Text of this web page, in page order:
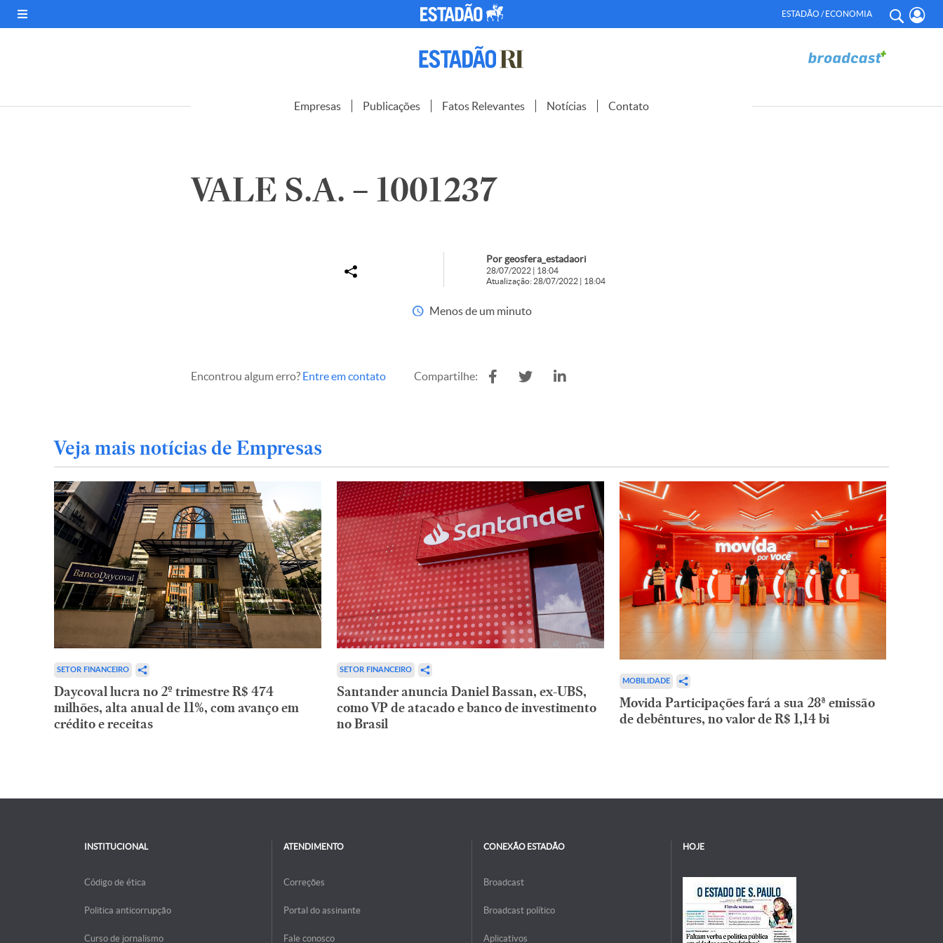
ESTADÃO / ECONOMIA
Empresas Publicações Fatos Relevantes Notícias Contato
VALE S.A. – 1001237
Por geosfera_estadaori
28/07/2022 | 18:04
Atualização: 28/07/2022 | 18:04
Menos de um minuto
Encontrou algum erro? Entre em contato Compartilhe:
Veja mais notícias de Empresas
SETOR FINANCEIRO
Daycoval lucra no 2º trimestre R$ 474
milhões, alta anual de 11%, com avanço em
crédito e receitas
SETOR FINANCEIRO
Santander anuncia Daniel Bassan, ex-UBS,
como VP de atacado e banco de investimento
no Brasil
MOBILIDADE
Movida Participações fará a sua 28ª emissão
de debêntures, no valor de R$ 1,14 bi
INSTITUCIONAL
Código de ética
Politica anticorrupção
Curso de jornalismo
ATENDIMENTO
Correções
Portal do assinante
Fale conosco
CONEXÃO ESTADÃO
Broadcast
Broadcast político
Aplicativos
HOJE